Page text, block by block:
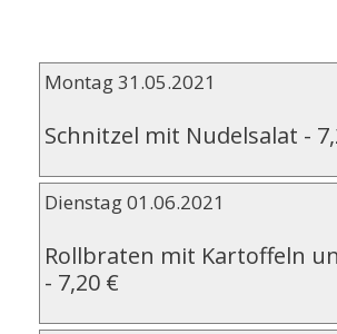
Montag 31.05.2021
Schnitzel mit Nudelsalat -
Dienstag 01.06.2021
Rollbraten mit Kartoffeln
- 7,20 €